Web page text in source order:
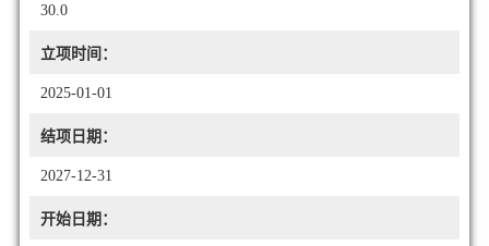
30.0
立项时间：
2025-01-01
结项日期：
2027-12-31
开始日期：